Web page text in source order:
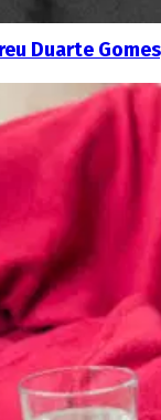
Duarte